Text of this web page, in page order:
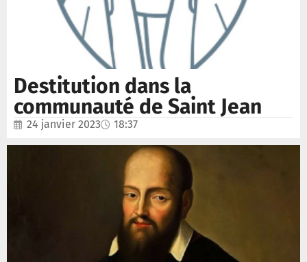
Destitution dans la
communauté de Saint Jean
24 janvier 2023 18:37